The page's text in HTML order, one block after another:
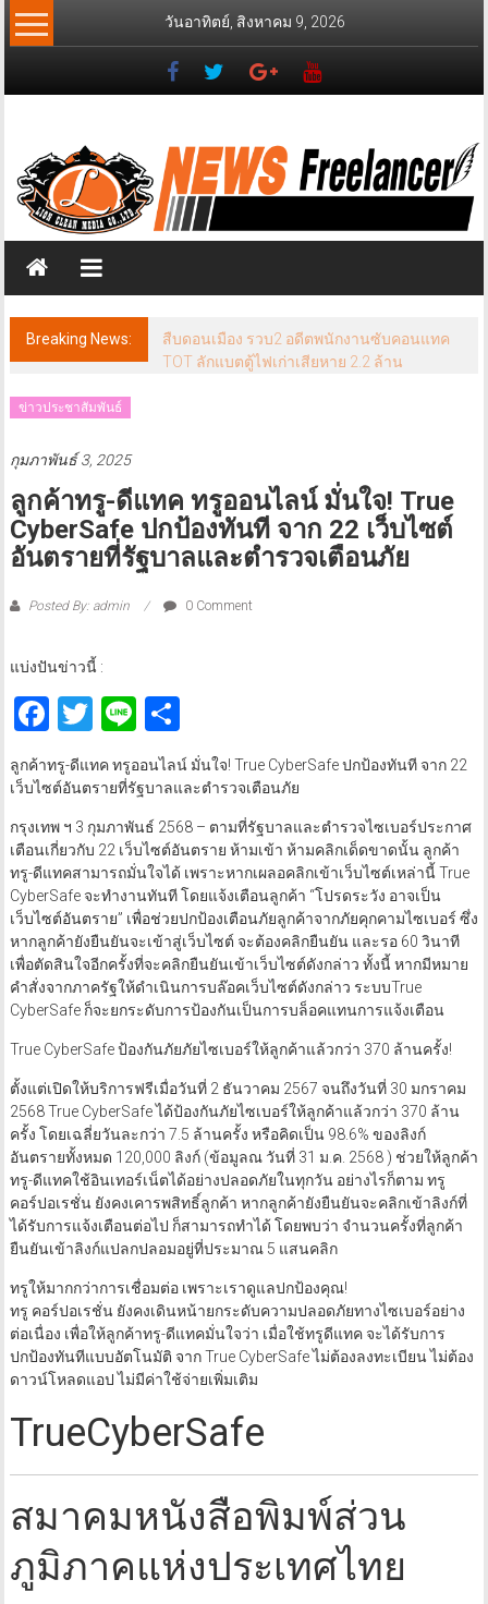
Skip
to
วันอาทิตย์, สิงหาคม 9, 2026
News
Freelancer
วส์
ฟรี
แลน
เซอร์
Breaking News:
สืบดอนเมือง รวบ2 อดีตพนักงานซับคอนแทค
TOT ลักแบตตู้ไฟเก่าเสียหาย 2.2 ล้าน
ข่าวประชาสัมพันธ์
กุมภาพันธ์ 3, 2025
ลูกค้าทรู-ดีแทค ทรูออนไลน์ มั่นใจ! True
CyberSafe ปกป้องทันที จาก 22 เว็บไซต์
อันตรายที่รัฐบาลและตำรวจเตือนภัย
Posted By: admin 0 Comment
แบ่งปันข่าวนี้ :
Facebook
Twitter
LineShare
ลูกค้าทรู-ดีแทค ทรูออนไลน์ มั่นใจ! True CyberSafe ปกป้องทันที จาก 22
เว็บไซต์อันตรายที่รัฐบาลและตำรวจเตือนภัย
กรุงเทพ ฯ 3 กุมภาพันธ์ 2568 – ตามที่รัฐบาลและตำรวจไซเบอร์ประกาศ
เตือนเกี่ยวกับ 22 เว็บไซต์อันตราย ห้ามเข้า ห้ามคลิกเด็ดขาดนั้น ลูกค้า
ทรู-ดีแทคสามารถมั่นใจได้ เพราะหากเผลอคลิกเข้าเว็บไซต์เหล่านี้ True
CyberSafe จะทำงานทันที โดยแจ้งเตือนลูกค้า “โปรดระวัง อาจเป็น
เว็บไซต์อันตราย” เพื่อช่วยปกป้องเตือนภัยลูกค้าจากภัยคุกคามไซเบอร์ ซึ่ง
หากลูกค้ายังยืนยันจะเข้าสู่เว็บไซต์ จะต้องคลิกยืนยัน และรอ 60 วินาที
เพื่อตัดสินใจอีกครั้งที่จะคลิกยืนยันเข้าเว็บไซต์ดังกล่าว ทั้งนี้ หากมีหมาย
คำสั่งจากภาครัฐให้ดำเนินการบล๊อคเว็บไซต์ดังกล่าว ระบบTrue
CyberSafe ก็จะยกระดับการป้องกันเป็นการบล็อคแทนการแจ้งเตือน
True CyberSafe ป้องกันภัยภัยไซเบอร์ให้ลูกค้าแล้วกว่า 370 ล้านครั้ง!
ตั้งแต่เปิดให้บริการฟรีเมื่อวันที่ 2 ธันวาคม 2567 จนถึงวันที่ 30 มกราคม
2568 True CyberSafe ได้ป้องกันภัยไซเบอร์ให้ลูกค้าแล้วกว่า 370 ล้าน
ครั้ง โดยเฉลี่ยวันละกว่า 7.5 ล้านครั้ง หรือคิดเป็น 98.6% ของลิงก์
อันตรายทั้งหมด 120,000 ลิงก์ (ข้อมูลณ วันที่ 31 ม.ค. 2568 ) ช่วยให้ลูกค้า
ทรู-ดีแทคใช้อินเทอร์เน็ตได้อย่างปลอดภัยในทุกวัน อย่างไรก็ตาม ทรู
คอร์ปอเรชั่น ยังคงเคารพสิทธิ์ลูกค้า หากลูกค้ายังยืนยันจะคลิกเข้าลิงก์ที่
ได้รับการแจ้งเตือนต่อไป ก็สามารถทำได้ โดยพบว่า จำนวนครั้งที่ลูกค้า
ยืนยันเข้าลิงก์แปลกปลอมอยู่ที่ประมาณ 5 แสนคลิก
ทรูให้มากกว่าการเชื่อมต่อ เพราะเราดูแลปกป้องคุณ!
ทรู คอร์ปอเรชั่น ยังคงเดินหน้ายกระดับความปลอดภัยทางไซเบอร์อย่าง
ต่อเนื่อง เพื่อให้ลูกค้าทรู-ดีแทคมั่นใจว่า เมื่อใช้ทรูดีแทค จะได้รับการ
ปกป้องทันทีแบบอัตโนมัติ จาก True CyberSafe ไม่ต้องลงทะเบียน ไม่ต้อง
ดาวน์โหลดแอป ไม่มีค่าใช้จ่ายเพิ่มเติม
TrueCyberSafe
สมาคมหนังสือพิมพ์ส่วน
ภูมิภาคแห่งประเทศไทย